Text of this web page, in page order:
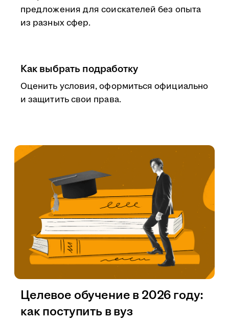
предложения для соискателей без опыта
из разных сфер.
Как выбрать подработку
Оценить условия, оформиться официально
и защитить свои права.
Целевое обучение в 2026 году:
как поступить в вуз